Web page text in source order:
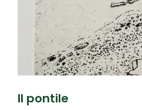
Il pontile